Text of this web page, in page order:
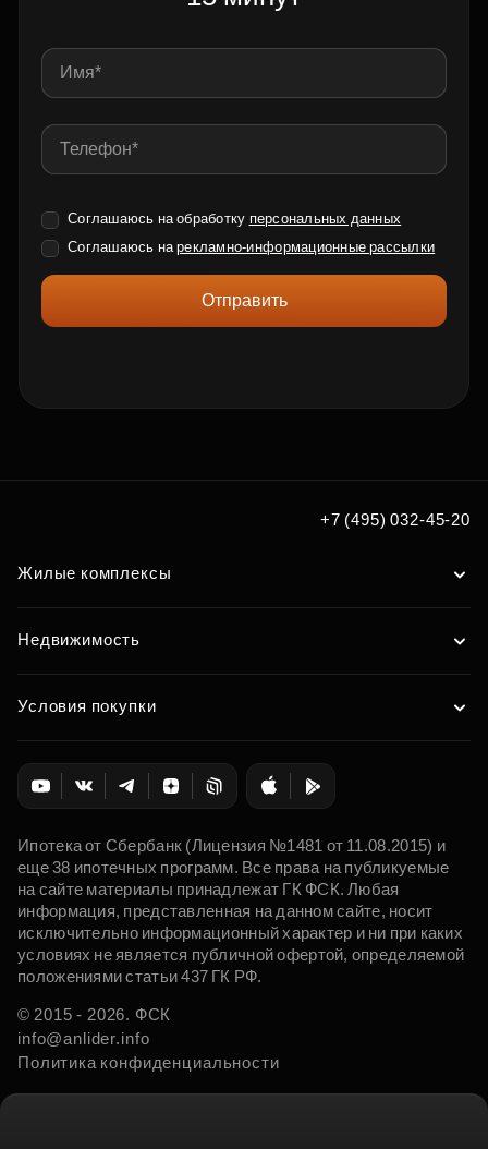
Соглашаюсь на обработку персональных данных
Соглашаюсь нарекламно-информационные рассылки
Отправить
+7 (495) 032-45-20
Жилые комплексы
Недвижимость
Условия покупки
Ипотека от Сбербанк (Лицензия №1481 от 11.08.2015) и
еще 38 ипотечных программ. Все права на публикуемые
на сайте материалы принадлежат ГК ФСК. Любая
информация, представленная на данном сайте, носит
исключительно информационный характер и ни при каких
условиях не является публичной офертой, определяемой
положениями статьи 437 ГК РФ.
© 2015 - 2026. ФСК
info@anlider.info
Политика конфиденциальности